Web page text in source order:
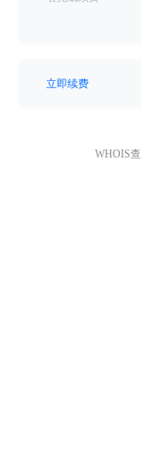
立即续费
WHOIS